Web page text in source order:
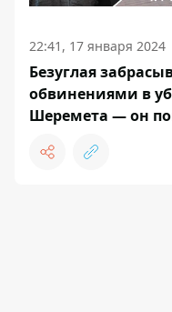
22:41, 17 января 2024
Безуглая
обвинениями в
Шеремета — он